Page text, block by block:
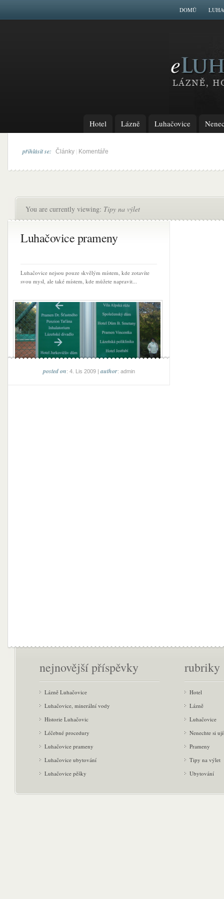
DOMŮ
Hotel Lázně Luhačovice
přihlásit se: Články Komentáře
You are currently viewing: Tipy na výlet
Luhačovice prameny
Luhačovice nejsou pouze skvělým místem, kde zotavíte
svou mysl, ale také místem, kde můžete napravit...
posted on: 4. Lis 2009 |author: admin
nejnovější příspěvky
Lázně Luhačovice
Luhačovice, minerální vody
Historie Luhačovic
Léčebné procedury
Luhačovice prameny
Luhačovice ubytování
Luhačovice pěšky
rubriky
Hotel
Lázně
Luhačovice
Nenechte si
Prameny
Tipy na výlet
Ubytování